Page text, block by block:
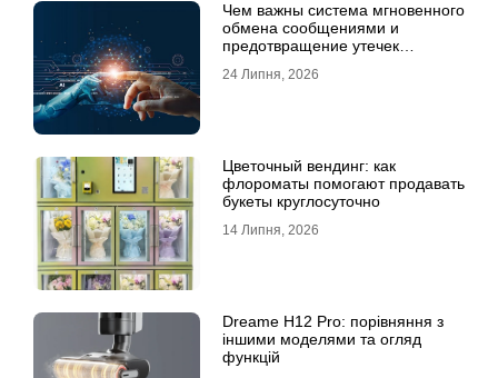
Чем важны система мгновенного
обмена сообщениями и
предотвращение утечек
24 Липня, 2026
Цветочный вендинг: как
флороматы помогают продавать
букеты круглосуточно
14 Липня, 2026
Dreame H12 Pro: порівняння з
іншими моделями та огляд
функцій